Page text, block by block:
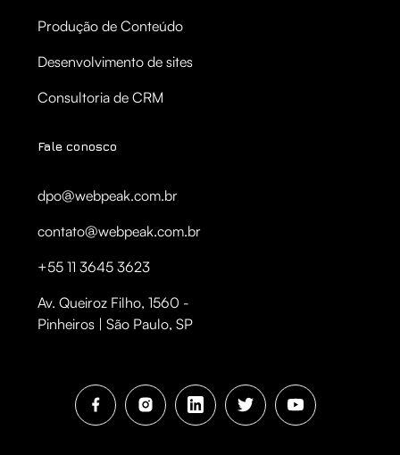
Produção de Conteúdo
Desenvolvimento de sites
Consultoria de CRM
Fale conosco
dpo@webpeak.com.br
contato@webpeak.com.br
+55 11 3645 3623
Av. Queiroz Filho, 1560 -
Pinheiros | São Paulo, SP